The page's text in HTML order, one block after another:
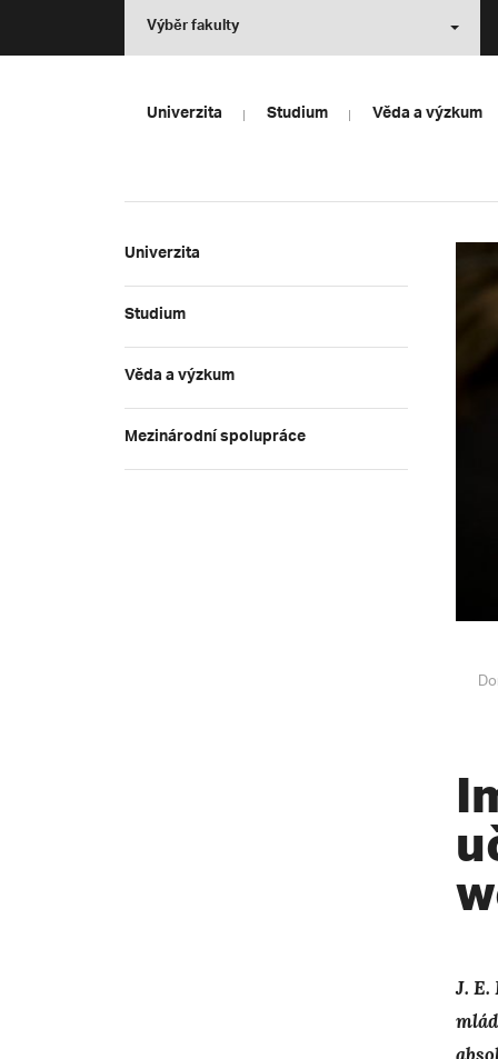
Výběr fakulty
Univerzita Studium Věda a výzkum
Univerzita
Studium
Věda a výzkum
Mezinárodní spolupráce
J.